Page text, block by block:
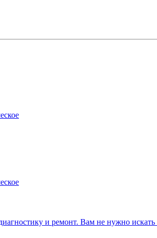
и ремонт. Вам не нужно